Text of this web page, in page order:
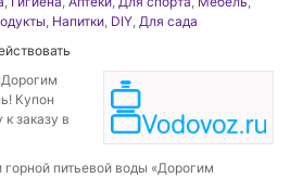
, Напитки, DIY, Для сада
Купон
заказу в
питьевой воды «Дорогим